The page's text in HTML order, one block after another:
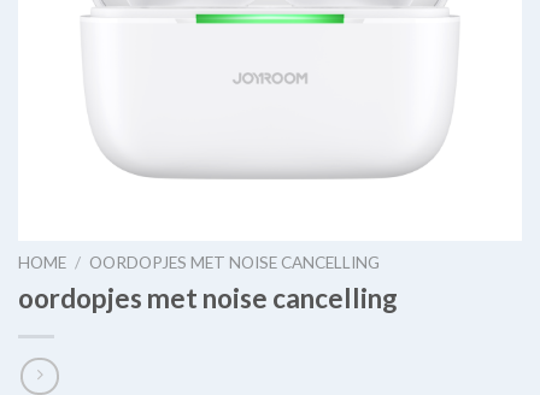
HOME / OORDOPJES MET NOISE CANCELLING
oordopjes met noise cancelling